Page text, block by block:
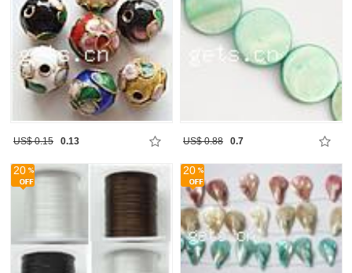
US$ 0.15 0.13 US$ 0.88 0.7
20 20